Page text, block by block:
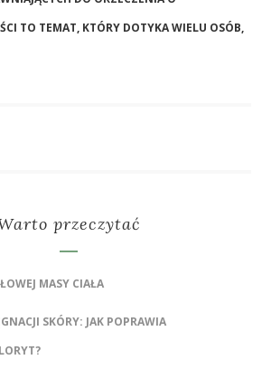
TO TEMAT, KTÓRY DOTYKA WIELU OSÓB,
przeczytać
MASY CIAŁA
SKÓRY: JAK POPRAWIA